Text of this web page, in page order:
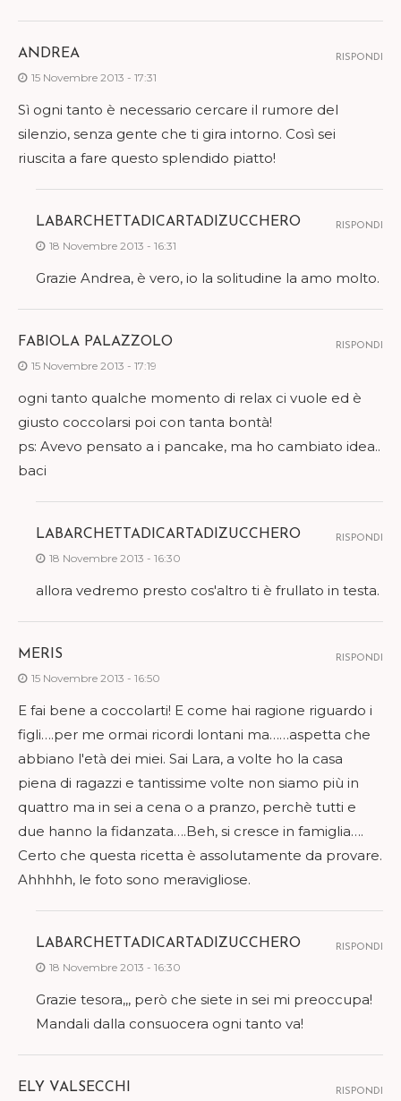
ANDREA
15 Novembre 2013 - 17:31
Sì ogni tanto è necessario cercare il rumore del
silenzio, senza gente che ti gira intorno. Così sei
riuscita a fare questo splendido piatto!
RISPONDI
LABARCHETTADICARTADIZUCCHERO
18 Novembre 2013 - 16:31
Grazie Andrea, è vero, io la solitudine la amo molto.
RISPONDI
FABIOLA PALAZZOLO
15 Novembre 2013 - 17:19
ogni tanto qualche momento di relax ci vuole ed è
giusto coccolarsi poi con tanta bontà!
ps: Avevo pensato a i pancake, ma ho cambiato idea..
baci
RISPONDI
LABARCHETTADICARTADIZUCCHERO
18 Novembre 2013 - 16:30
allora vedremo presto cos'altro ti è frullato in testa.
RISPONDI
MERIS
15 Novembre 2013 - 16:50
E fai bene a coccolarti! E come hai ragione riguardo i
figli….per me ormai ricordi lontani ma……aspetta che
abbiano l'età dei miei. Sai Lara, a volte ho la casa
piena di ragazzi e tantissime volte non siamo più in
quattro ma in sei a cena o a pranzo, perchè tutti e
due hanno la fidanzata….Beh, si cresce in famiglia….
Certo che questa ricetta è assolutamente da provare.
Ahhhhh, le foto sono meravigliose.
RISPONDI
LABARCHETTADICARTADIZUCCHERO
18 Novembre 2013 - 16:30
Grazie tesora,,, però che siete in sei mi preoccupa!
Mandali dalla consuocera ogni tanto va!
RISPONDI
ELY VALSECCHI RISPONDI